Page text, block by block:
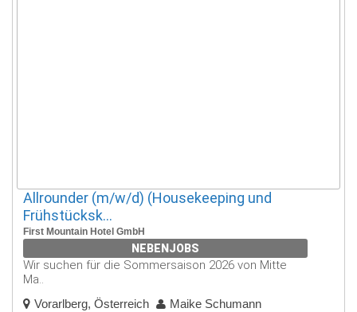
Allrounder (m/w/d) (Housekeeping und
Frühstücksk...
First Mountain Hotel GmbH
NEBENJOBS
Wir suchen für die Sommersaison 2026 von Mitte
Ma..
Vorarlberg, Österreich Maike Schumann